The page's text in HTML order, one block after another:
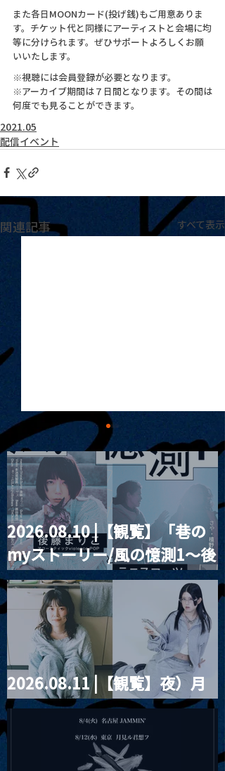
また各日MOONカード(投げ銭)もご用意ありま
す。チケット代と同様にアーティストと会場に均
等に分けられます。ぜひサポートよろしくお願
いいたします。
※視聴には会員登録が必要となります。
※アーカイブ期間は７日間となります。その間は
何度でも見ることができます。
2021.05
配信イベント
関連記事 すべて表示
MoonRomantic
Channel1周年記念Live
2026.08.10 |【観覧】「巷の
myストーリー/風の憶測1～後
藤まりこアコースティック
violence POPとテニスコー
ツ」
2026.08.11 |【観覧】夜）月
見ル君想フpre. Sugar Shock